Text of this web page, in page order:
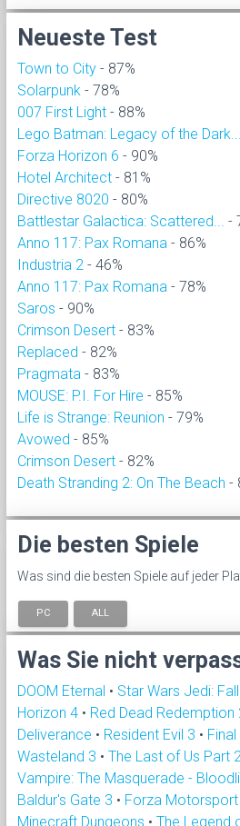
Neueste Test
Town to City - 87%
Solarpunk - 78%
007 First Light - 88%
Lego Batman: Legacy of the Dark...
Forza Horizon 6 - 90%
Hotel Architect - 81%
Directive 8020 - 80%
Battlestar Galactica: Scattered...
-
Anno 117: Pax Romana - 86%
Industria 2 - 46%
Anno 117: Pax Romana - 78%
Saros - 90%
Crimson Desert - 83%
Replaced - 82%
Pragmata - 83%
MOUSE: P.I. For Hire - 85%
Life is Strange: Reunion - 79%
Avowed - 85%
Crimson Desert - 82%
Death Stranding 2: On The Beach -
Die besten Spiele
Was sind die besten Spiele auf jeder
PC ALL
Was Sie nicht
DOOM Eternal • Star Wars Jedi:
Horizon 4 • Red Dead Redemption
Deliverance • Resident Evil 3 •
Wasteland 3 • The Last of Us Part 2
Vampire: The Masquerade -
Baldur's Gate 3 • Forza Motorsport
Minecraft Dungeons • The Legend